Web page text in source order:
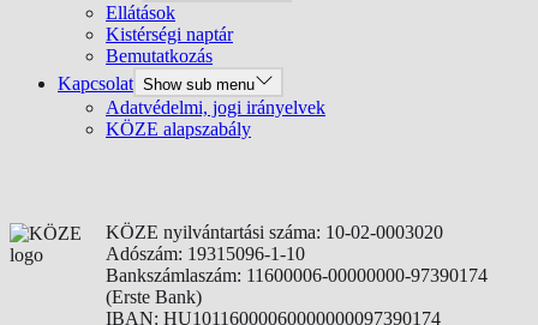
Ellátások
Kistérségi naptár
Bemutatkozás
Kapcsolat Show sub menu
Adatvédelmi, jogi irányelvek
KÖZE alapszabály
KÖZE nyilvántartási száma: 10-02-0003020
Adószám: 19315096-1-10
Bankszámlaszám: 11600006-00000000-97390174
(Erste Bank)
IBAN: HU10116000060000000097390174